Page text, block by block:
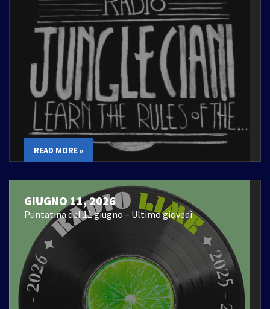
READ MORE »
GIUGNO 11, 2026
Puntatina del 11 giugno – Ultimo giovedì